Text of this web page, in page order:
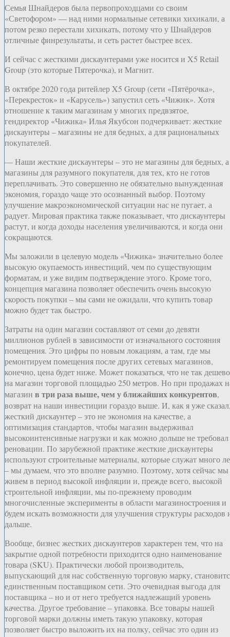
Семья Шнайдеров была первопроходцами со своим
«Светофором» — над ними нормальные сетевики хихикали, а
потом резко перестали хихикать, потому что у Шнайдеров
отличные финрезультаты, и сеть растет быстрее всех.
И сейчас с жесткими дискаунтерами уже носится и X5 Retail
Group (это которые Пятерочка), и Магнит.
В октябре 2020 года ритейлер X5 Group (сети «Пятёрочка»,
«Перекресток» и «Карусель») запустил сеть «Чижик». Хотя
отношение к таким магазинам у многих предвзятое,
гендиректор «Чижика» Илья Якубсон подчеркивает: жесткие
дискаунтеры – магазины не для бедных, а для рациональных
покупателей.
— Наши жесткие дискаунтеры – это не магазины для бедных, а
магазины для разумного покупателя, для тех, кто не готов
переплачивать. Это совершенно не обязательно вынужденная
экономия, гораздо чаще это осознанный выбор. Поэтому
улучшение макроэкономической ситуации нас не пугает, а
радует. Мировая практика также показывает, что дискаунтеры
растут, и когда доходы населения увеличиваются, и когда они
сокращаются.
Мы заложили в целевую модель «Чижика» значительно более
высокую окупаемость инвестиций, чем по существующим
форматам, и уже видим подтверждение этого. Кроме того,
концепция магазина позволяет обеспечить очень высокую
скорость покупки – мы сами не ожидали, что купить товар
можно будет так быстро.
Затраты на один магазин составляют от семи до девяти
миллионов рублей в зависимости от изначального состояния
помещения. Это цифры по новым локациям, а там, где мы
ремонтируем помещения после других сетевых магазинов,
конечно, цена будет ниже. Может показаться, что не так дешево
на магазин торговой площадью 250 метров. Но при продажах
магазин в три раза выше, чем у ближайших конкурентов,
возврат на наши инвестиции гораздо выше. И, как я уже
жесткий дискаунтер – это не экономия на качестве, а
оптимизация стандартов, чтобы магазин выдерживал
высокоинтенсивные нагрузки и как можно дольше не требовал
реновации. По зарубежной практике жесткие дискаунтеры
используют строительные материалы, которые служат много
– мы думаем, что это вполне разумно. Поэтому, хотя сейчас мы
живем в период высокой инфляции и, прежде всего, высокой
строительной инфляции, мы по-прежнему проводим
многочисленные эксперименты в области магазиностроения и
будем искать возможности для улучшения структуры расходов
дальше.
Вообще, бизнес жестких дискаунтеров характерен тем, что на
закрытие одной потребности приходится одно наименование
товара (SKU). Практически любой производитель,
выпускающий для нас собственную торговую марку,
единственным поставщиком сети. Это очевидная выгода для
поставщика – но и от него требуется надлежащий уровень
качества. Другое требование – упаковка. Все товары нашей
торговой марки должны иметь такую упаковку, которая
позволяет быстро выложить их на полку, сейчас это один из